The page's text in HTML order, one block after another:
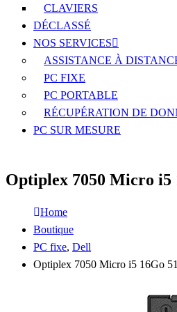
CLAVIERS
DÉCLASSÉ
NOS SERVICES
ASSISTANCE À
PC FIXE
PC PORTABLE
RÉCUPÉRATION DE
PC SUR MESURE
Optiplex 7050 Micro i5
Home
Boutique
PC fixe, Dell
Optiplex 7050 Micro i5 16Go